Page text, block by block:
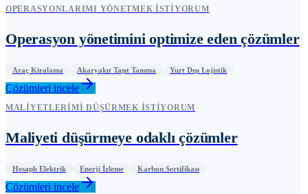
OPERASYONLARIMI YÖNETMEK İSTIYORUM
Operasyon yönetimini optimize eden çözümler
Araç Kiralama Akaryakıt Taşıt Tanıma Yurt Dışı Lojistik
Çözümleri incele
MALIYETLERIMI DÜŞÜRMEK İSTIYORUM
Maliyeti düşürmeye odaklı çözümler
Hesaplı Elektrik Enerji İzleme Karbon Sertifikası
Çözümleri incele